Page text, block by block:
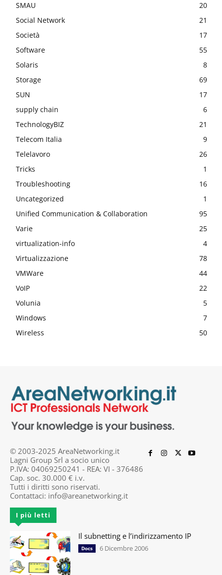
SMAU
20
Social Network
21
Società
17
Software
55
Solaris
8
Storage
69
SUN
17
supply chain
6
TechnologyBIZ
21
Telecom Italia
9
Telelavoro
26
Tricks
1
Troubleshooting
16
Uncategorized
1
Unified Communication & Collaboration
95
Varie
25
virtualization-info
4
Virtualizzazione
78
VMWare
44
VoIP
22
Volunia
5
Windows
7
Wireless
50
© 2003-2025 AreaNetworking.it
Lagni Group Srl a socio unico
P.IVA: 04069250241 - REA: VI - 376486
Cap. soc. 30.000 € i.v.
Tutti i diritti sono riservati.
Contattaci: info@areanetworking.it
I più letti
Il subnetting e l’indirizzamento IP
Docs 6 Dicembre 2006